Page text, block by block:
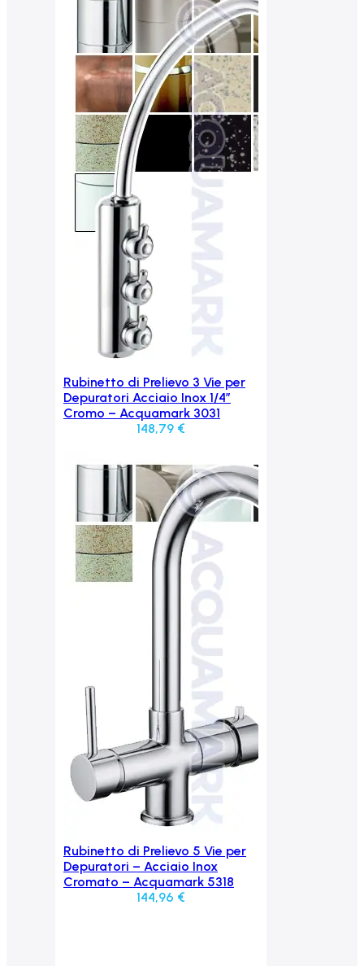
Aggiungi al carrello
Rubinetto di Prelievo 3 Vie per
Depuratori Acciaio Inox 1/4″
Cromo – Acquamark 3031
148,79 €
Aggiungi al carrello
Rubinetto di Prelievo 5 Vie per
Depuratori – Acciaio Inox
Cromato – Acquamark 5318
144,96 €